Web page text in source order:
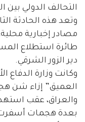
التحالف الدولي بين
وتعد هذه الحادثة
مصادر إخبارية
طائرة استطلاع
دير الزور الشرقي.
وكانت وزارة الدفاع
العميق” إزاء شن
والعراق، عقب
بعدة هجمات أسفرت